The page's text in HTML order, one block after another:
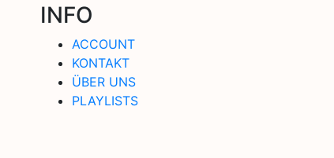
INFO
ACCOUNT
KONTAKT
ÜBER UNS
PLAYLISTS